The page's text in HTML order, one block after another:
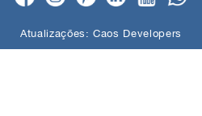
Atualizações:Caos Developers